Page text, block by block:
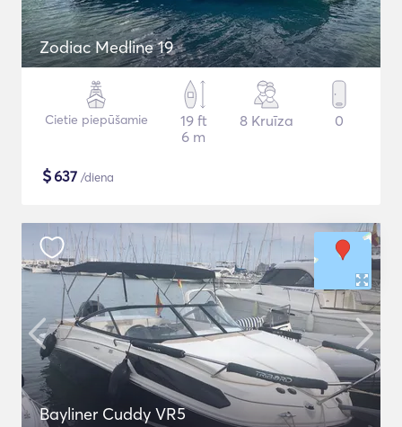
Zodiac Medline 19
Cietie piepūšamie
19 ft
6 m
8 Kruīza 0
$637 /diena
Bayliner Cuddy VR5